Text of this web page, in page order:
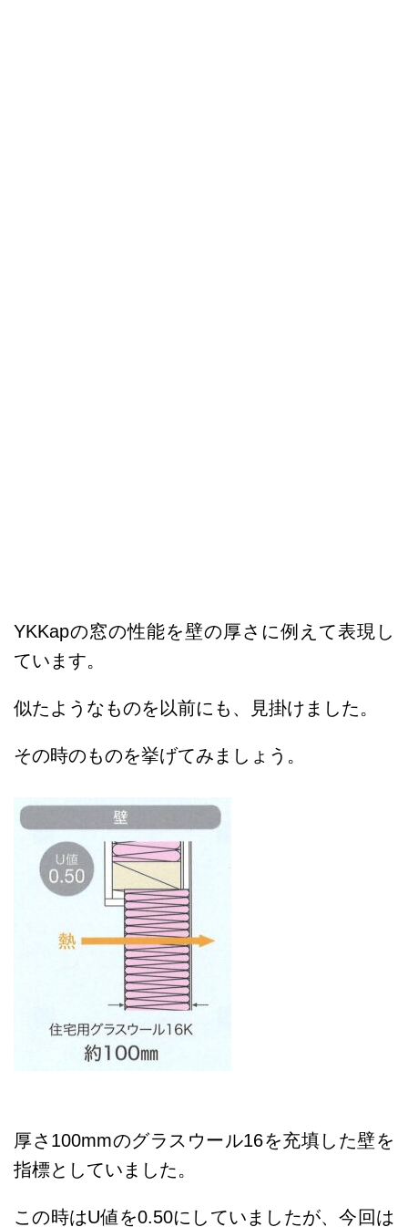
YKKapの窓の性能を壁の厚さに例えて表現し
ています。
似たようなものを以前にも、見掛けました。
その時のものを挙げてみましょう。
厚さ100mmのグラスウール16を充填した壁を
指標としていました。
この時はU値を0.50にしていましたが、今回は